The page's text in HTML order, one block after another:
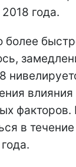
года.
более
влияния
факторов.
в